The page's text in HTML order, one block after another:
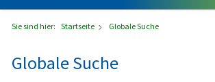
Sie sind hier: Startseite Globale Suche
Globale Suche